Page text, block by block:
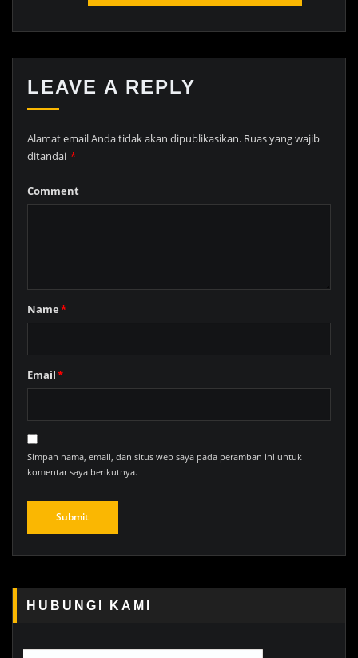
LEAVE A REPLY
Alamat email Anda tidak akan dipublikasikan. Ruas yang wajib
ditandai *
Comment
Name*
Email*
Simpan nama, email, dan situs web saya pada peramban ini untuk
komentar saya berikutnya.
HUBUNGI KAMI